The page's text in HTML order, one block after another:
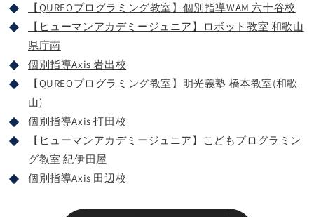
【QUREOプログラミング教室】個別指導WAM 六十谷校
【ヒューマンアカデミージュニア】ロボット教室 和歌山
県庁南
個別指導Axis 岩出校
【QUREOプログラミング教室】明光義塾 橋本教室(和歌
山)
個別指導Axis 打田校
【ヒューマンアカデミージュニア】こどもプログラミン
グ教室 紀伊田屋
個別指導Axis 田辺校